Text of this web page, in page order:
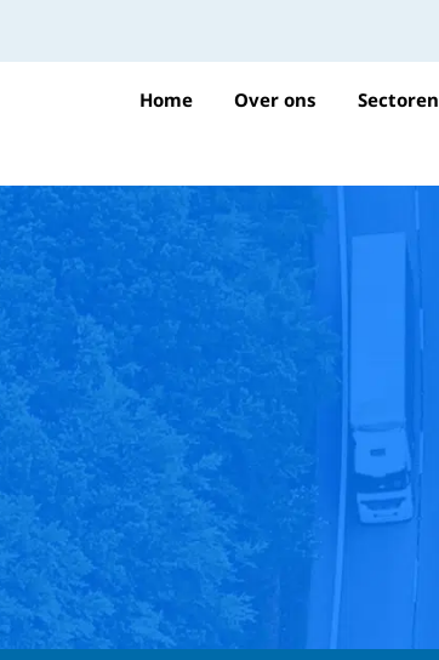
Home Over ons Sectoren